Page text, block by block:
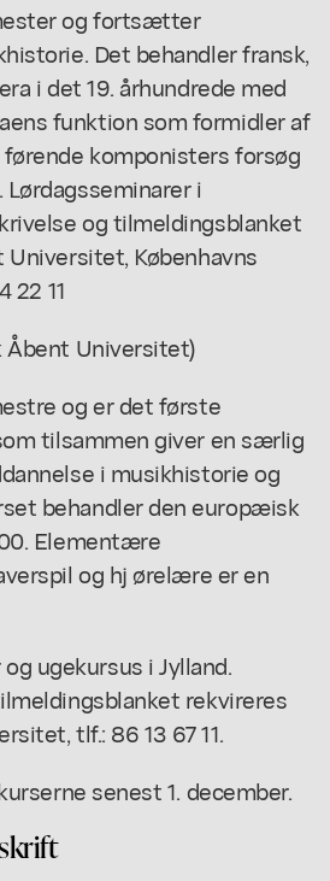
og fortsætter
Det behandler fransk,
i det 19. århundrede med
funktion som formidler af
komponisters forsøg
i
og tilmeldingsblanket
Københavns
22 11
Åbent Universitet)
og er det første
tilsammen giver en særlig
i musikhistorie og
behandler den europæisk
Elementære
og hj ørelære er en
ugekursus i Jylland.
rekvireres
tlf.: 86 13 67 11.
senest 1. december.